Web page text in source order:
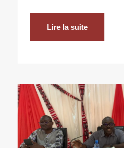
Lire la suite